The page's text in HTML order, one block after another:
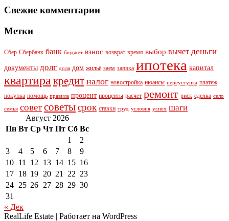
Свежие комментарии
Метки
Сбер Сбербанк банк бюджет взнос возврат время выбор вычет деньги
документы долг доля дом жильё заем заявка ипотека капитал
квартира кредит налог новостройка нюансы переуступка платеж
покупка помощь правила процент проценты расчет ремонт риск сделка село
семья советсоветысрок ставки труд условия успех шаги
Август 2026
Пн Вт Ср Чт Пт Сб Вс
1
2
3
4 5 6 7 8
9
10 11 12 13 14 15 16
17 18 19 20 21 22 23
24 25 26 27 28 29 30
31
« Дек
RealLife Estate | Работает на WordPress